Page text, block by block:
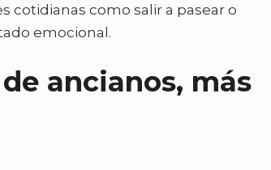
cotidianas como salir a pasear o
emocional.
ancianos, más